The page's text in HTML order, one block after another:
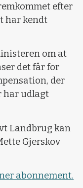
efter
har kendt
om at
det får for
der
har udlagt
Landbrug kan
Gjerskov
abonnement.